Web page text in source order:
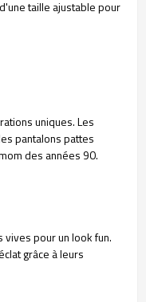
taille ajustable pour
uniques. Les
pantalons pattes
des années 90.
pour un look fun.
grâce à leurs